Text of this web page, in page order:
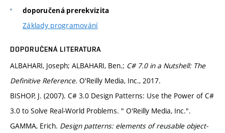
doporučená prerekvizita
Základy programování
DOPORUČENÁ LITERATURA
ALBAHARI, Joseph; ALBAHARI, Ben.; C# 7.0 in a Nutshell: The
Definitive Reference. O'Reilly Media, Inc., 2017.
BISHOP, J. (2007). C# 3.0 Design Patterns: Use the Power of C#
3.0 to Solve Real-World Problems. " O'Reilly Media, Inc.".
GAMMA, Erich. Design patterns: elements of reusable object-